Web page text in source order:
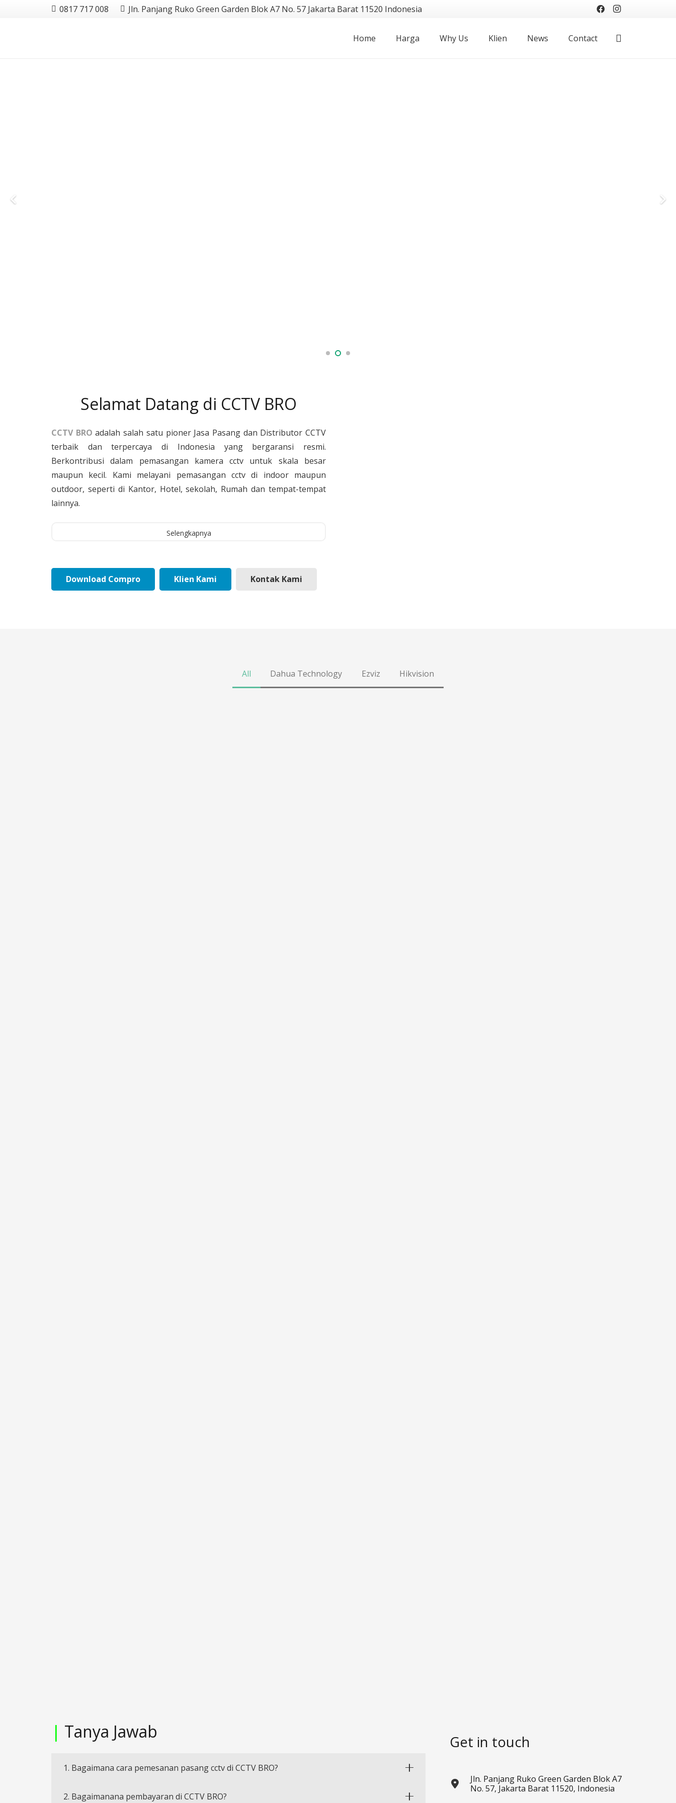
0817 717 008 Jln. Panjang Ruko Green Garden Blok A7 No. 57 Jakarta Barat 11520 Indonesia
Home Harga Why Us Klien News Contact
Selamat Datang di CCTV BRO
CCTV BRO adalah salah satu pioner Jasa Pasang dan Distributor CCTV
terbaik dan terpercaya di Indonesia yang bergaransi resmi.
Berkontribusi dalam pemasangan kamera cctv untuk skala besar
maupun kecil. Kami melayani pemasangan cctv di indoor maupun
outdoor, seperti di Kantor, Hotel, sekolah, Rumah dan tempat-tempat
lainnya.
Selengkapnya
Download Compro Klien Kami Kontak Kami
All Dahua Technology Ezviz Hikvision
| Tanya Jawab
1. Bagaimana cara pemesanan pasang cctv di CCTV BRO?
2. Bagaimanana pembayaran di CCTV BRO?
Get in touch
Jln. Panjang Ruko Green Garden Blok A7
No. 57, Jakarta Barat 11520, Indonesia